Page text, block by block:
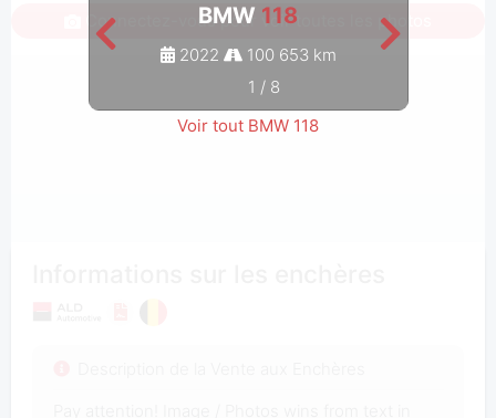
BMW 118
2022
100 653 km
1 / 8
Voir tout BMW 118
Connectez-vous pour voir toutes les photos